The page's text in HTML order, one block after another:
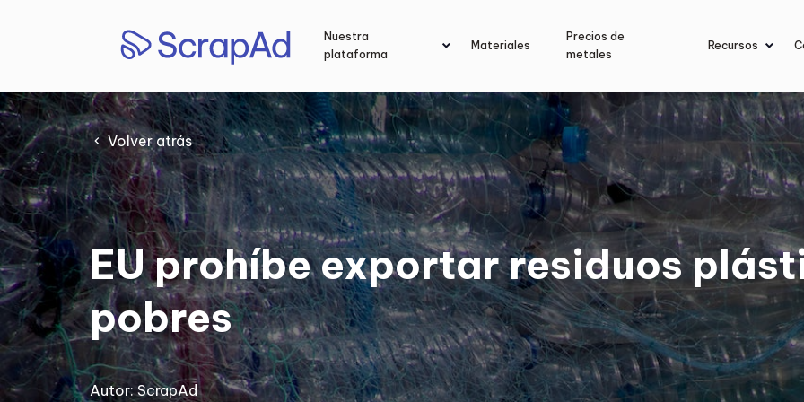
Nuestra
plataforma
Materiales
Precios de
metales
Recursos
Volver atrás
EU prohíbe exportar residuos
pobres
Autor:ScrapAd